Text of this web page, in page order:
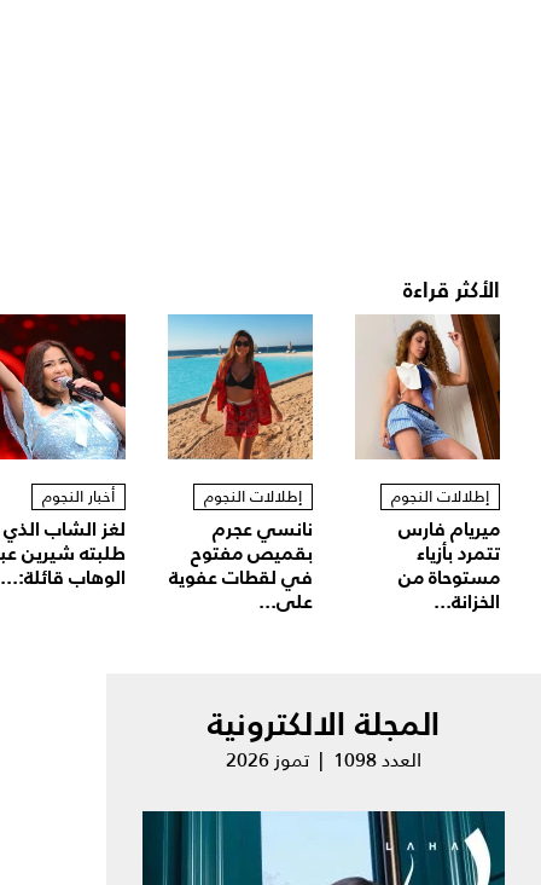
الأكثر قراءة
إطلالات النجوم
ميريام فارس
تتمرد بأزياء
مستوحاة من
الخزانة...
إطلالات النجوم
نانسي عجرم
بقميص مفتوح
في لقطات عفوية
على...
أخبار النجوم
لغز الشاب الذي
طلبته شيرين
الوهاب قائلة:...
المجلة الالكترونية
العدد 1098 | تموز 2026